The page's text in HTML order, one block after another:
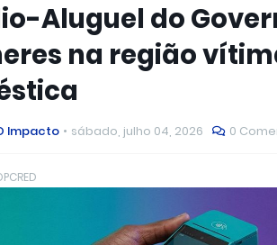
Aluguel do
na região
Impacto sábado, julho 04, 2026 0